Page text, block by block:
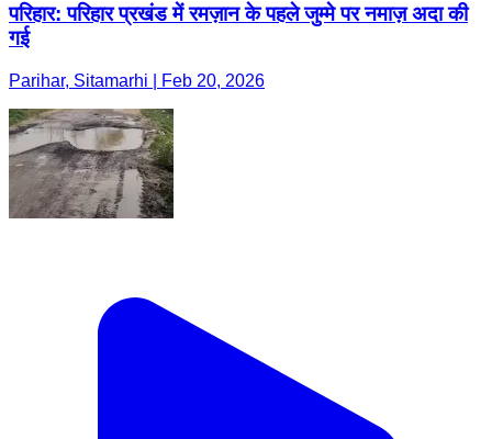
परिहार: परिहार प्रखंड में रमज़ान के पहले जुम्मे पर नमाज़ अदा की
गई
Parihar, Sitamarhi | Feb 20, 2026